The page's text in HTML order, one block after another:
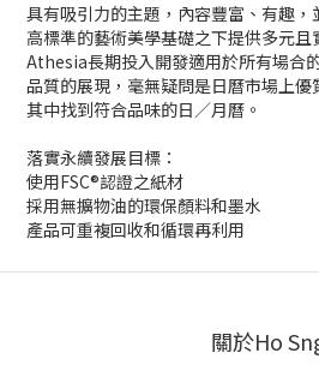
具有吸引力的主題，內容豐富、有趣
高標準的藝術美學基礎之下提供多元且
Athesia長期投入開發適用於所有場合
品質的展現，毫無疑問是日曆市場上
其中找到符合品味的日／月曆。
落實永續發展目標：
使用FSC®認證之紙材
採用無擴物油的環保顏料和墨水
產品可重複回收和循環再利用
關於Ho